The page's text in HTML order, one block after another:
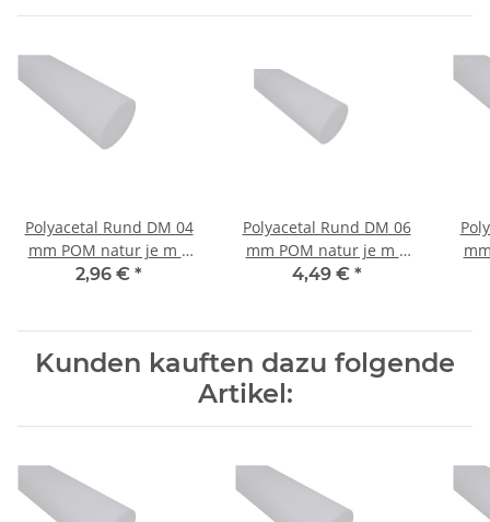
Polyacetal Rund DM 04
mm POM natur je m ±
5mm
2,96 € *
Polyacetal Rund DM 06
mm POM natur je m ±
5mm
4,49 € *
Kunden kauften dazu folgende
Artikel: